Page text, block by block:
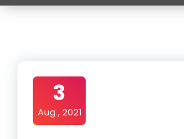
3
Aug., 2021